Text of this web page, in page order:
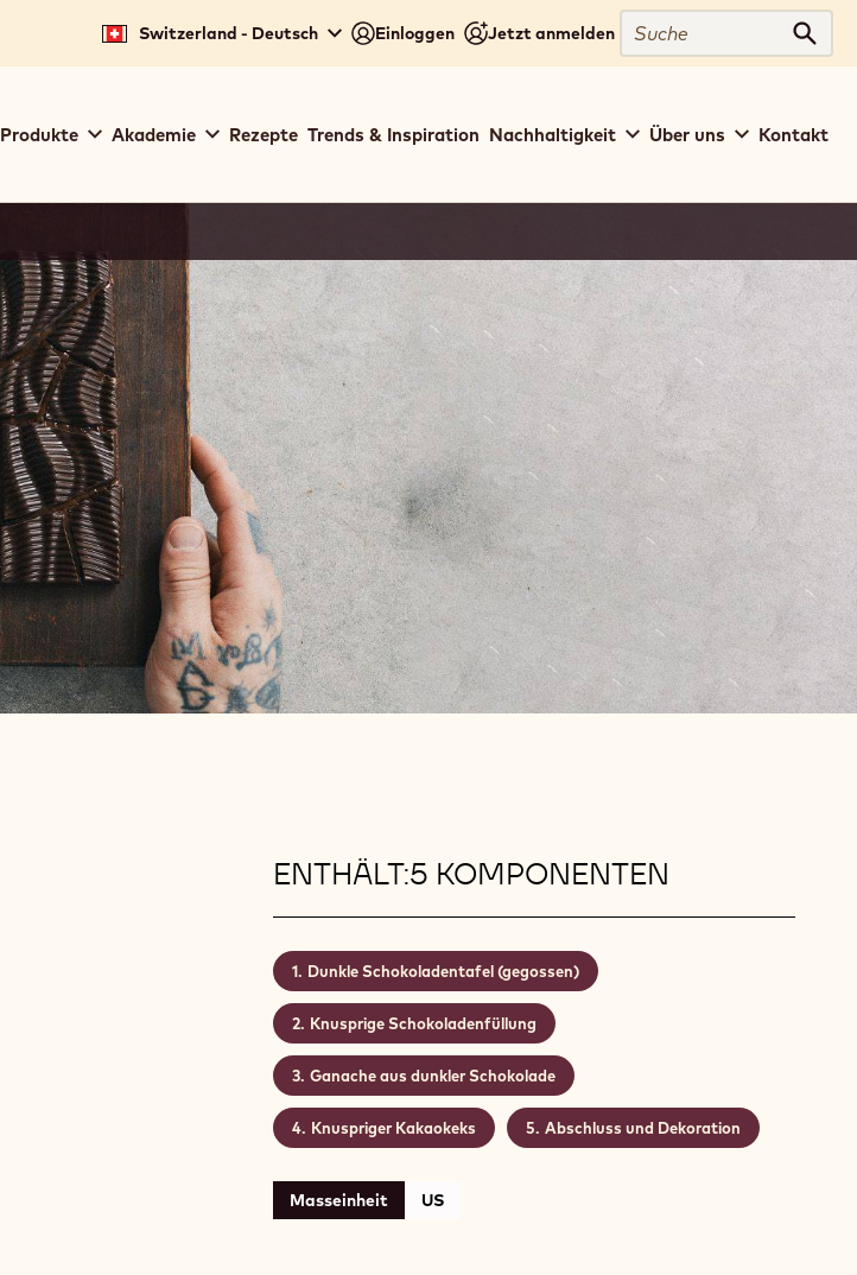
Switzerland - Deutsch Einloggen Jetzt anmelden
Suche
navigation
Produkte Akademie Rezepte Trends & Inspiration Nachhaltigkeit Über uns Kontakt
ENTHÄLT:5 KOMPONENTEN
Dunkle Schokoladentafel (gegossen)
Knusprige Schokoladenfüllung
Ganache aus dunkler Schokolade
Knuspriger Kakaokeks Abschluss und Dekoration
Masseinheit US